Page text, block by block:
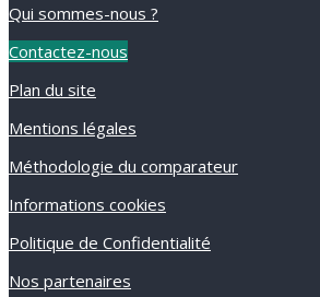
Qui sommes-nous ?
Contactez-nous
Plan du site
Mentions légales
Méthodologie du comparateur
Informations cookies
Politique de Confidentialité
Nos partenaires